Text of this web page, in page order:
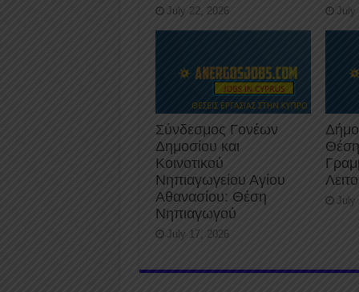
July 22, 2026 July
Σύνδεσμος Γονέων
Δημοσίου και
Κοινοτικού
Νηπιαγωγείου Αγίου
Αθανασίου: Θέση
Νηπιαγωγού
July 17, 2026
July